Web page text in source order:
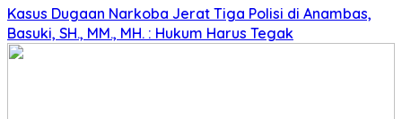
Kasus Dugaan Narkoba Jerat Tiga Polisi di Anambas,
Basuki, SH., MM., MH. : Hukum Harus Tegak